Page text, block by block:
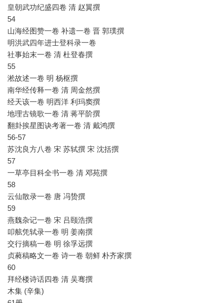
皇朝武功纪盛四卷 清 赵翼撰
54
山海经图赞一卷 补遗一卷 晋 郭璞撰
明洪武四年进士登科录一卷
社事始末一卷 清 杜登春撰
55
淞故述一卷 明 杨枢撰
南华经传释一卷 清 周金然撰
经天该一卷 明西洋 利玛窦撰
地理古镜歌一卷 清 蒋平阶撰
翻卦挨星图诀考著一卷 清 戴鸿撰
56-57
苏沈良方八卷 宋 苏轼撰 宋 沈括撰
57
一草亭目科全书一卷 清 邓苑撰
58
云仙散录一卷 唐 冯贽撰
59
燕魏杂记一卷 宋 吕颐浩撰
叩舷凭轼录一卷 明 姜南撰
交行摘稿一卷 明 徐孚远撰
贞蕤稿略文一卷 诗一卷 朝鲜 朴齐家撰
60
拜经楼诗话四卷 清 吴骞撰
木集 (辛集)